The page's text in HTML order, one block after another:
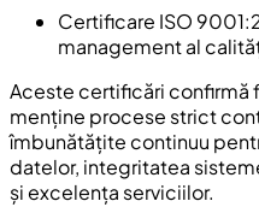
Certificare ISO
management al
Aceste certificări confirmă
menține procese strict
îmbunătățite continuu
datelor, integritatea
și excelența serviciilor.